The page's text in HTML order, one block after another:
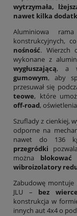
wytrzymała,
nawet kilka
Aluminiowa
konstrukcyjnych,
nośność. Wierzch
wykonane z
wygłuszającą, a
gumowym, aby
przesuwał się
teowe, które
off-road,
Szuflady z cienkiej,
odporne na
nawet do 136
przegródki
można
wibroizolatory
Zabudowę montuje
JLU – bez
konstrukcja w
innych aut 4x4 o